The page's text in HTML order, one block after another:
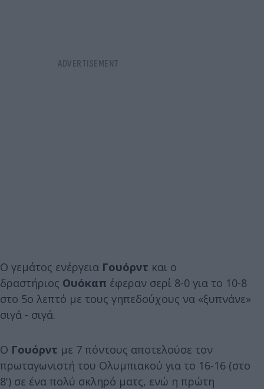
Ο γεμάτος ενέργεια Γουόρντ και ο
δραστήριος Ουόκαπ έφεραν σερί 8-0 για το 10-8
στο 5ο λεπτό με τους γηπεδούχους να «ξυπνάνε»
σιγά - σιγά.
Ο Γουόρντ με 7 πόντους αποτελούσε τον
πρωταγωνιστή του Ολυμπιακού για το 16-16 (στο
8') σε ένα πολύ σκληρό ματς, ενώ η πρώτη